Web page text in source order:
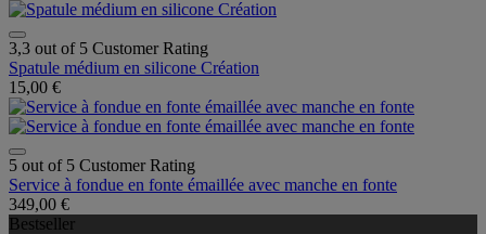
3,3 out of 5 Customer Rating
Spatule médium en silicone Création
15,00 €
5 out of 5 Customer Rating
Service à fondue en fonte émaillée avec manche en fonte
349,00 €
Bestseller